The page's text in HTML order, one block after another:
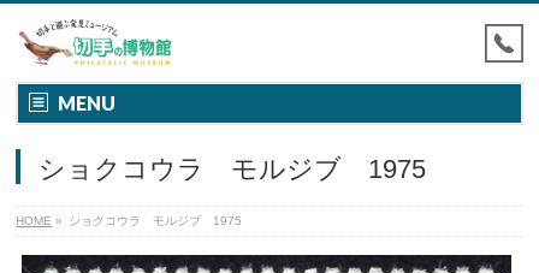
MENU
ショクコウラ モルジブ 1975
HOME » ショクコウラ モルジブ 1975